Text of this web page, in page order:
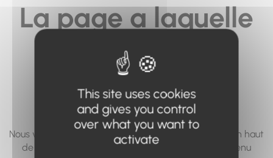
La page a laquelle
vous cherchez à
accéder n'existe
pas... ou plus.
Nous vous invitons à utiliser le moteur de recherche en haut
de page, ou à utiliser le menu pour trouver le contenu
This site uses cookies
and gives you control
over what you want to
activate